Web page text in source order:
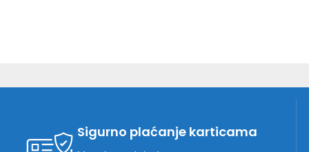
Sigurno plaćanje karticama